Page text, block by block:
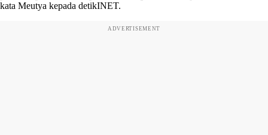
kata Meutya kepada detikINET.
ADVERTISEMENT